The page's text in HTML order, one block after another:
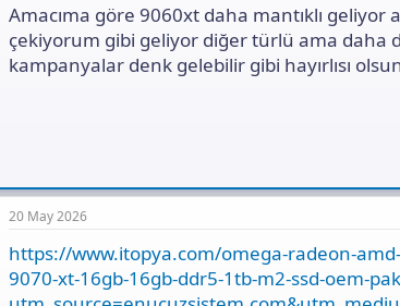
Amacıma göre 9060xt daha mantıklı geliyor
çekiyorum gibi geliyor diğer türlü ama daha
kampanyalar denk gelebilir gibi hayırlısı
20 May 2026
https://www.itopya.com/omega-radeon-
9070-xt-16gb-16gb-ddr5-1tb-m2-ssd-oem-